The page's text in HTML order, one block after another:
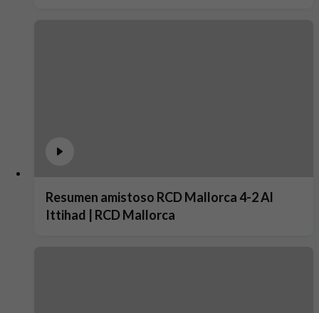
Resumen amistoso RCD Mallorca 4-2 Al
Ittihad | RCD Mallorca